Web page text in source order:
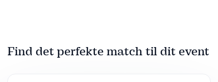
Find det perfekte match til dit event